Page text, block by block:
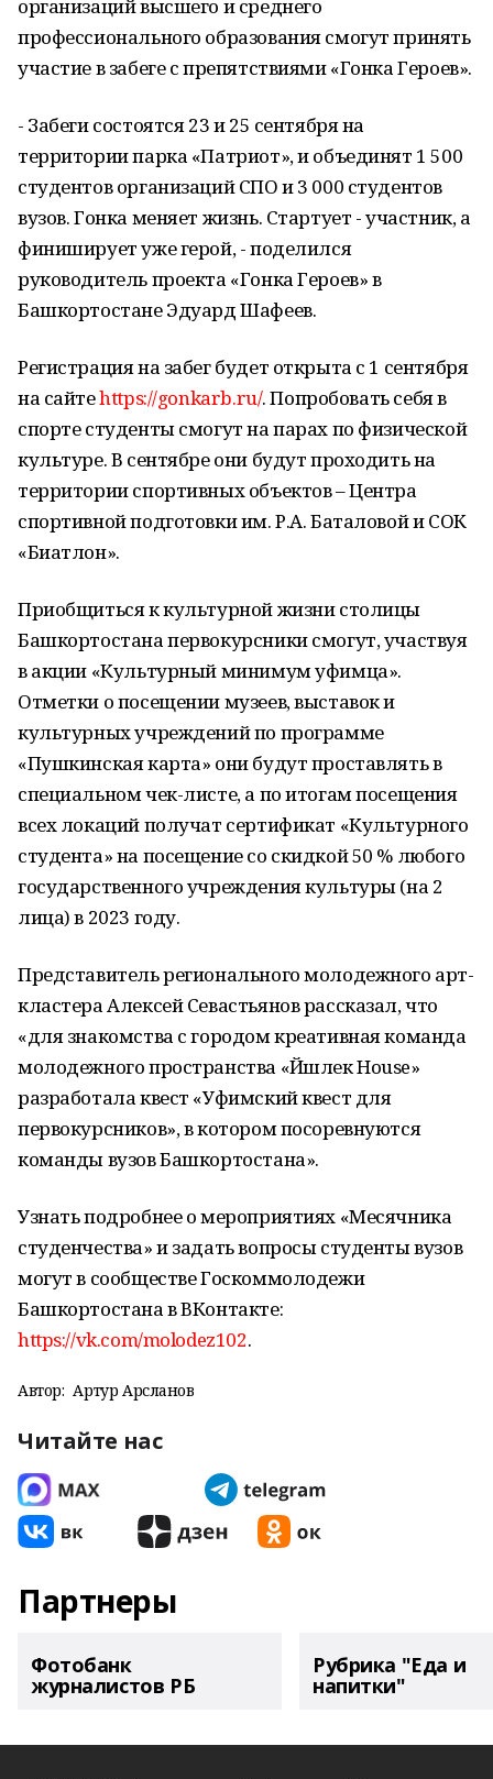
организаций высшего и среднего
профессионального образования смогут принять
участие в забеге с препятствиями «Гонка Героев».
- Забеги состоятся 23 и 25 сентября на
территории парка «Патриот», и объединят 1 500
студентов организаций СПО и 3 000 студентов
вузов. Гонка меняет жизнь. Стартует - участник, а
финиширует уже герой, - поделился
руководитель проекта «Гонка Героев» в
Башкортостане Эдуард Шафеев.
Регистрация на забег будет открыта с 1 сентября
на сайтеhttps://gonkarb.ru/. Попробовать себя в
спорте студенты смогут на парах по физической
культуре. В сентябре они будут проходить на
территории спортивных объектов – Центра
спортивной подготовки им. Р.А. Баталовой и СОК
«Биатлон».
Приобщиться к культурной жизни столицы
Башкортостана первокурсники смогут, участвуя
в акции «Культурный минимум уфимца».
Отметки о посещении музеев, выставок и
культурных учреждений по программе
«Пушкинская карта» они будут проставлять в
специальном чек-листе, а по итогам посещения
всех локаций получат сертификат «Культурного
студента» на посещение со скидкой 50 % любого
государственного учреждения культуры (на 2
лица) в 2023 году.
Представитель регионального молодежного арт-
кластера Алексей Севастьянов рассказал, что
«для знакомства с городом креативная команда
молодежного пространства «Йәшлек House»
разработала квест «Уфимский квест для
первокурсников», в котором посоревнуются
команды вузов Башкортостана».
Узнать подробнее о мероприятиях «Месячника
студенчества» и задать вопросы студенты вузов
могут в сообществе Госкоммолодежи
Башкортостана в ВКонтакте:
https://vk.com/molodez102.
Автор: Артур Арсланов
Читайте нас
Партнеры
Фотобанк
журналистов РБ
Рубрика "Еда и
напитки"